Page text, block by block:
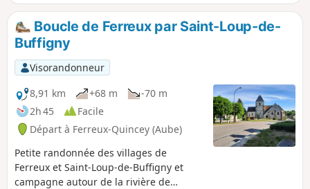
Haute Seine, de la Seine et des étangs dont celui du Brun.
Boucle de Ferreux par Saint-Loup-de-
Buffigny
Visorandonneur
8,91 km
+68 m
-70 m
2h 45
Facile
Départ à Ferreux-Quincey (Aube)
Petite randonnée des villages de
Ferreux et Saint-Loup-de-Buffigny et
campagne autour de la rivière de